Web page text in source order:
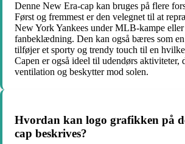
Denne New Era-cap kan bruges på flere
Først og fremmest er den velegnet til at
New York Yankees under MLB-kampe
fanbeklædning. Den kan også bæres som
tilføjer et sporty og trendy touch til en
Capen er også ideel til udendørs aktiviteter,
ventilation og beskytter mod solen.
Hvordan kan logo grafikken på
cap beskrives?